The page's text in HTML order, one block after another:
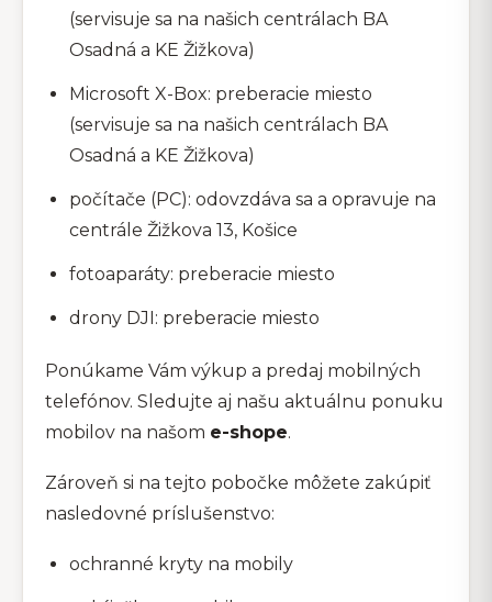
(servisuje sa na našich centrálach BA
Osadná a KE Žižkova)
Microsoft X-Box: preberacie miesto
(servisuje sa na našich centrálach BA
Osadná a KE Žižkova)
počítače (PC): odovzdáva sa a opravuje na
centrále Žižkova 13, Košice
fotoaparáty: preberacie miesto
drony DJI: preberacie miesto
Ponúkame Vám výkup a predaj mobilných
telefónov. Sledujte aj našu aktuálnu ponuku
mobilov na našom e-shope.
Zároveň si na tejto pobočke môžete zakúpiť
nasledovné príslušenstvo:
ochranné kryty na mobily